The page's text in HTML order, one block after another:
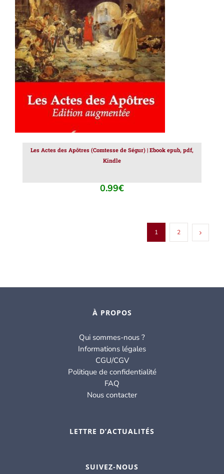
AJOUTER AU PANIER / DÉTAILS
Les Actes des Apôtres (Comtesse de Ségur) | Ebook epub, pdf,
Kindle
0.99€
1 2
À PROPOS
Qui sommes-nous ?
Informations légales
CGU/CGV
Politique de confidentialité
FAQ
Nous contacter
LETTRE D’ACTUALITÉS
SUIVEZ-NOUS